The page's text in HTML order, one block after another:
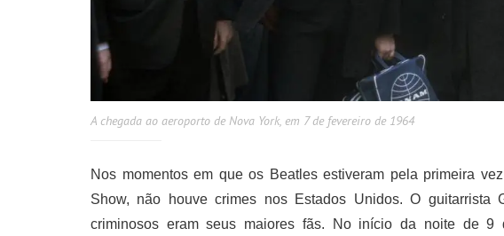
A chegada ao aeroporto de Nova York, em 7 de fevereiro de 1964
Nos momentos em que os Beatles estiveram pela primeira
Show, não houve crimes nos Estados Unidos. O guitarrista
criminosos eram seus maiores fãs. No início da noite de 9